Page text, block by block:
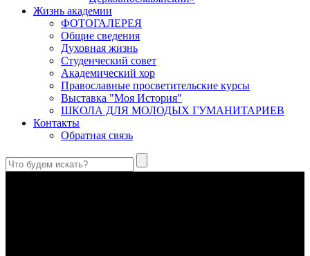
Жизнь академии
ФОТОГАЛЕРЕЯ
Общие сведения
Духовная жизнь
Студенческий совет
Академический хор
Православные просветительские курсы
Выставка "Моя История"
ШКОЛА ДЛЯ МОЛОДЫХ ГУМАНИТАРИЕВ
Контакты
Обратная связь